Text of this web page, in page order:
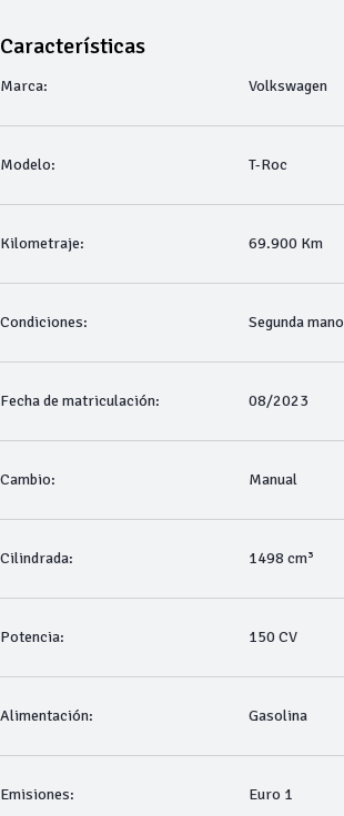
Características
Marca: Volkswagen
Modelo: T-Roc
Kilometraje: 69.900 Km
Condiciones: Segunda mano
Fecha de matriculación: 08/2023
Cambio: Manual
Cilindrada: 1498 cm³
Potencia: 150 CV
Alimentación: Gasolina
Emisiones: Euro 1